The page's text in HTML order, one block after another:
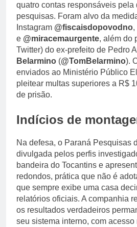
quatro contas responsáveis pela
pesquisas. Foram alvo da
Instagram @fiscaisdopovodno,
e @miracemaurgente, além do
Twitter) do ex-prefeito de Pedro
Belarmino (@TomBelarmino).
enviados ao Ministério Público
pleitear multas superiores a R$
de prisão.
Indícios de
Na defesa, o Paraná Pesquisas
divulgada pelos perfis
bandeira do Tocantins e
redondos, prática que não é
que sempre exibe uma casa
relatórios oficiais. A companhia
os resultados verdadeiros
seu sistema interno, com acesso